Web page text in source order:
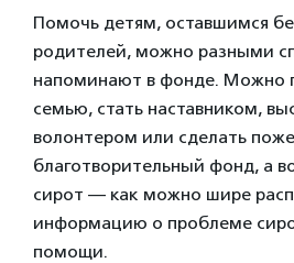
Помочь детям, оставшимся
родителей, можно разными
напоминают в фонде. Можно
семью, стать наставником,
волонтером или сделать
благотворительный фонд, а
сирот — как можно шире
информацию о проблеме
помощи.